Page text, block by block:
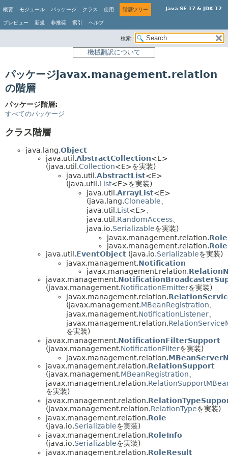
Java SE 17 & JDK 17
概要 モジュール パッケージ クラス 使用 階層ツリー
プレビュー 新規 非推奨 索引 ヘルプ
検索:
機械翻訳について
パッケージjavax.management.relation
の階層
パッケージ階層:
すべてのパッケージ
クラス階層
java.lang.Object
java.util.AbstractCollection<E>
(java.util.Collection<E>を実装)
java.util.AbstractList<E>
(java.util.List<E>を実装)
java.util.ArrayList<E>
(java.lang.Cloneable
java.util.List<E>、
java.util.RandomAccess
java.io.Serializableを実装)
javax.management.relation.
javax.management.relation.
java.util.EventObject (java.io.Serializableを実装)
javax.management.Notification
javax.management.relation.
javax.management.
(javax.management.NotificationEmitterを実装)
javax.management.relation.
(javax.management.MBeanRegistration
javax.management.NotificationListener
javax.management.relation.
を実装)
javax.management.NotificationFilterSupport
(javax.management.NotificationFilterを実装)
javax.management.relation.
javax.management.relation.RelationSupport
(javax.management.MBeanRegistration
javax.management.relation.
を実装)
javax.management.relation.
(javax.management.relation.RelationTypeを実装)
javax.management.relation.Role
(java.io.Serializableを実装)
javax.management.relation.RoleInfo
(java.io.Serializableを実装)
javax.management.relation.RoleResult